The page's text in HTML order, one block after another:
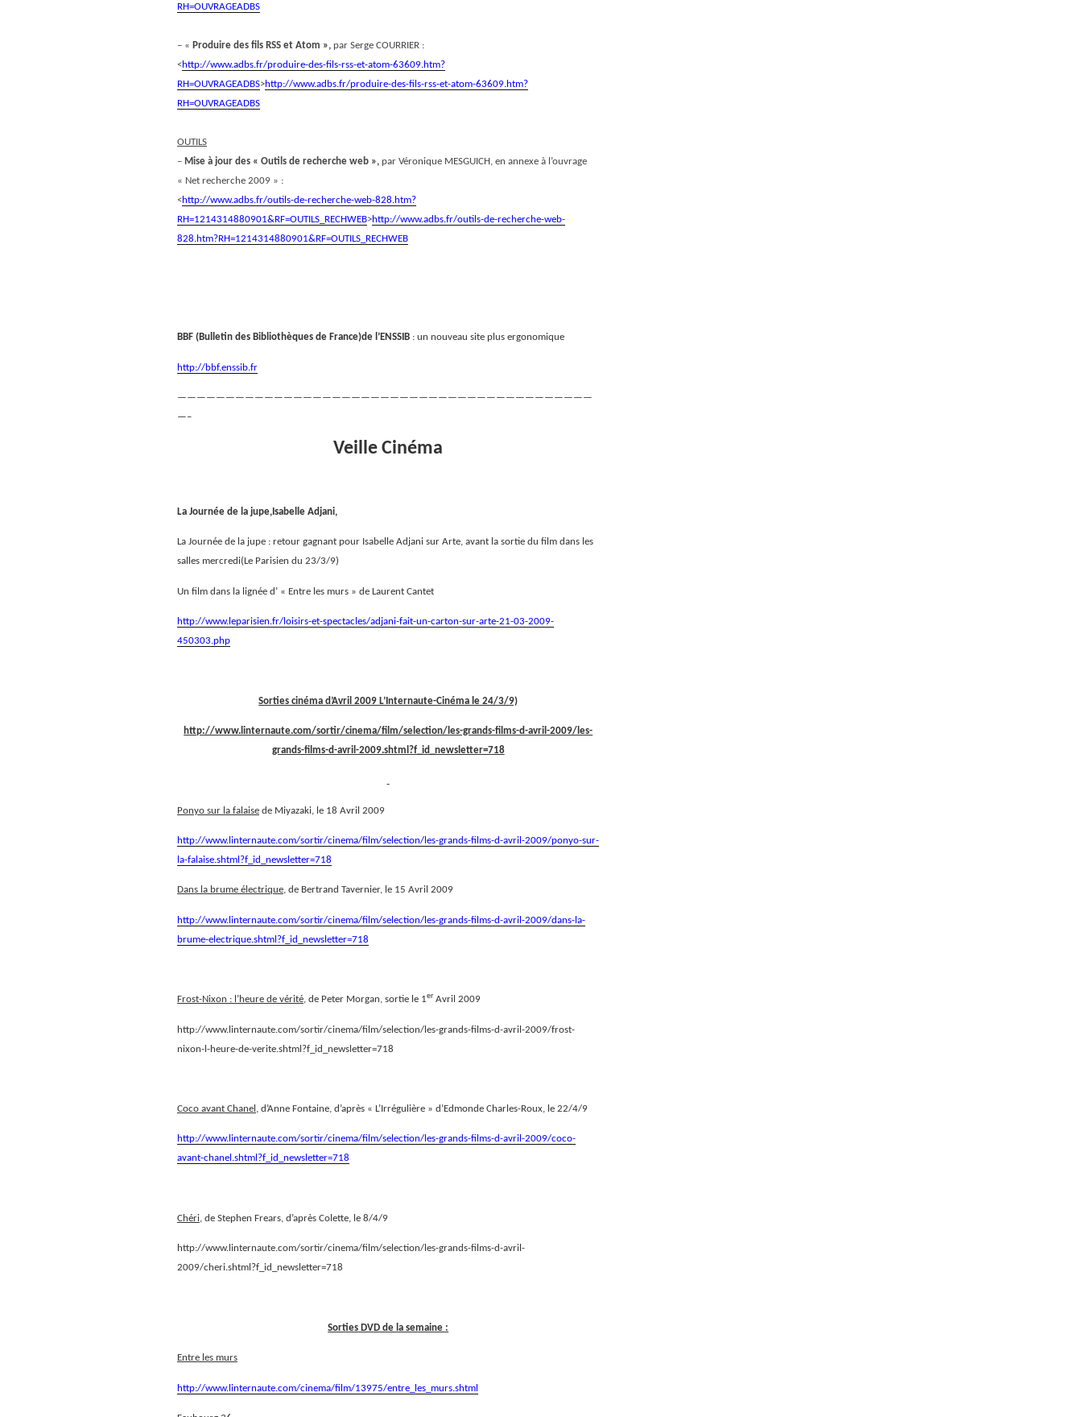
RH=OUVRAGEADBS
– « Produire des fils RSS et Atom », par Serge COURRIER :
<http://www.adbs.fr/produire-des-fils-rss-et-atom-63609.htm?
RH=OUVRAGEADBS>http://www.adbs.fr/produire-des-fils-rss-et-atom-63609.htm?
RH=OUVRAGEADBS
OUTILS
– Mise à jour des « Outils de recherche web », par Véronique MESGUICH, en annexe à l’ouvrage
« Net recherche 2009 » :
<http://www.adbs.fr/outils-de-recherche-web-828.htm?
RH=1214314880901&RF=OUTILS_RECHWEB>http://www.adbs.fr/outils-de-recherche-web-
828.htm?RH=1214314880901&RF=OUTILS_RECHWEB
BBF (Bulletin des Bibliothèques de France)de l’ENSSIB : un nouveau site plus ergonomique
http://bbf.enssib.fr
———————————————————————————————————————————
—–
Veille Cinéma
La Journée de la jupe,Isabelle Adjani,
La Journée de la jupe : retour gagnant pour Isabelle Adjani sur Arte, avant la sortie du film dans les
salles mercredi(Le Parisien du 23/3/9)
Un film dans la lignée d’ « Entre les murs » de Laurent Cantet
http://www.leparisien.fr/loisirs-et-spectacles/adjani-fait-un-carton-sur-arte-21-03-2009-
450303.php
Sorties cinéma d’Avril 2009 L’Internaute-Cinéma le 24/3/9)
http://www.linternaute.com/sortir/cinema/film/selection/les-grands-films-d-avril-2009/les-
grands-films-d-avril-2009.shtml?f_id_newsletter=718
Ponyo sur la falaise de Miyazaki, le 18 Avril 2009
http://www.linternaute.com/sortir/cinema/film/selection/les-grands-films-d-avril-2009/ponyo-sur-
la-falaise.shtml?f_id_newsletter=718
Dans la brume électrique, de Bertrand Tavernier, le 15 Avril 2009
http://www.linternaute.com/sortir/cinema/film/selection/les-grands-films-d-avril-2009/dans-la-
brume-electrique.shtml?f_id_newsletter=718
Frost-Nixon : l’heure de vérité, de Peter Morgan, sortie le 1er Avril 2009
http://www.linternaute.com/sortir/cinema/film/selection/les-grands-films-d-avril-2009/frost-
nixon-l-heure-de-verite.shtml?f_id_newsletter=718
Coco avant Chanel , d’Anne Fontaine, d’après « L’Irrégulière » d’Edmonde Charles-Roux, le 22/4/9
http://www.linternaute.com/sortir/cinema/film/selection/les-grands-films-d-avril-2009/coco-
avant-chanel.shtml?f_id_newsletter=718
Chéri, de Stephen Frears, d’après Colette, le 8/4/9
http://www.linternaute.com/sortir/cinema/film/selection/les-grands-films-d-avril-
2009/cheri.shtml?f_id_newsletter=718
Sorties DVD de la semaine :
Entre les murs
http://www.linternaute.com/cinema/film/13975/entre_les_murs.shtml